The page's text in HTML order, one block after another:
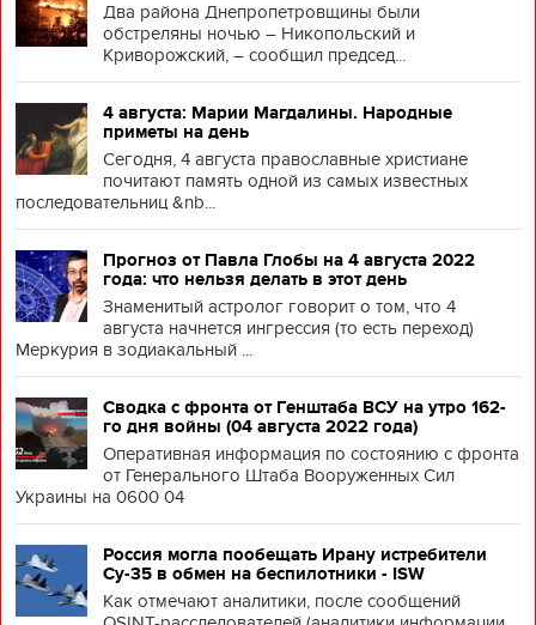
Два района Днепропетровщины были
обстреляны ночью – Никопольский и
Криворожский, – сообщил председ...
4 августа: Марии Магдалины. Народные
приметы на день
Сегодня, 4 августа православные христиане
почитают память одной из самых известных
последовательниц &nb...
Прогноз от Павла Глобы на 4 августа 2022
года: что нельзя делать в этот день
Знаменитый астролог говорит о том, что 4
августа начнется ингрессия (то есть переход)
Меркурия в зодиакальный ...
Сводка с фронта от Генштаба ВСУ на утро 162-
го дня войны (04 августа 2022 года)
Оперативная информация по состоянию с фронта
от Генерального Штаба Вооруженных Сил
Украины на 0600 04
Россия могла пообещать Ирану истребители
Су-35 в обмен на беспилотники - ISW
Как отмечают аналитики, после сообщений